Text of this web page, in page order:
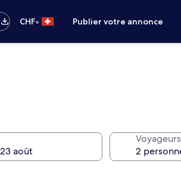
CHF• Publier votre annonce
Voyageurs